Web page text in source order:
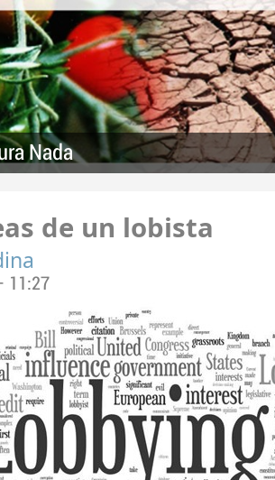
Nada
de un lobista
11:27